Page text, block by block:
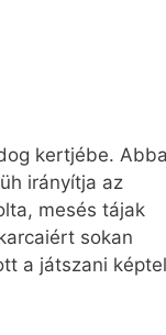
kertjébe.
irányítja az
mesés tájak
sokan
a játszani